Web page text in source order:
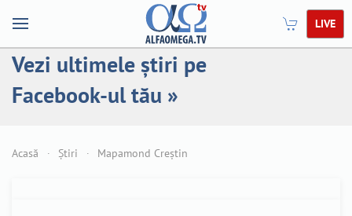
LIVE
Vezi ultimele știri pe
Facebook-ul tău »
Acasă Știri Mapamond Creștin